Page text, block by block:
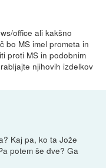
office ali kakšno
bo MS imel prometa in
proti MS in podobnim
njihovih izdelkov
Kaj pa, ko ta Jože
potem še dve? Ga